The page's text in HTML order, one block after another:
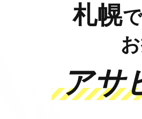
札幌
アサ